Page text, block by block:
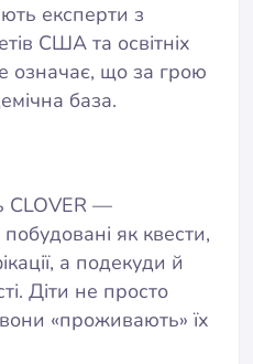
експерти з
США та освітніх
означає, що за грою
база.
CLOVER —
як квести,
а подекуди й
Діти не просто
«проживають» їх